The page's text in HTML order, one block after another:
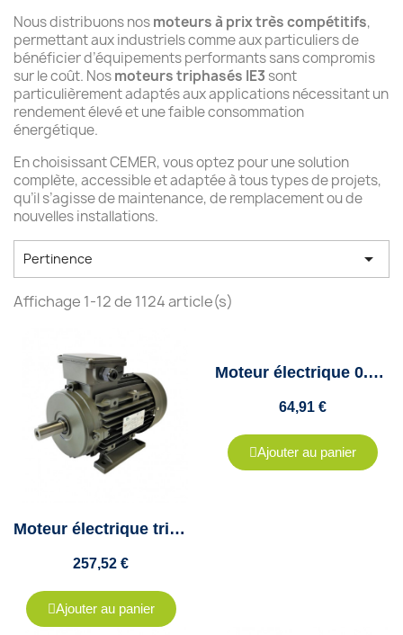
Nous distribuons nosmoteurs à prix très compétitifs,
permettant aux industriels comme aux particuliers de
bénéficier d’équipements performants sans compromis
sur le coût. Nosmoteurs triphasés IE3 sont
particulièrement adaptés aux applications nécessitant un
rendement élevé et une faible consommation
énergétique.
En choisissant CEMER, vous optez pour une solution
complète, accessible et adaptée à tous types de projets,
qu’il s’agisse de maintenance, de remplacement ou de
nouvelles installations.
Pertinence 
Affichage 1-12 de 1124 article(s)
Moteur électrique triphasé 1.1kw - 230/400V - 1500 Tr/min - Pattes B3
257,52 €
Ajouter au panier
Moteur électrique 0.09Kw - 1500Tr/min - B14 - triphasé 230/400V - Cemer
64,91 €
Ajouter au panier